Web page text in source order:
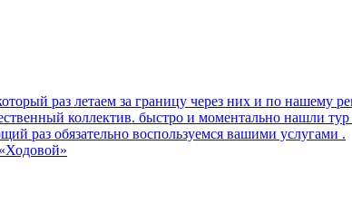
раз летаем за границу через них и по
коллектив. быстро и моментально нашли
раз обязательно воспользуемся вашими услугами .